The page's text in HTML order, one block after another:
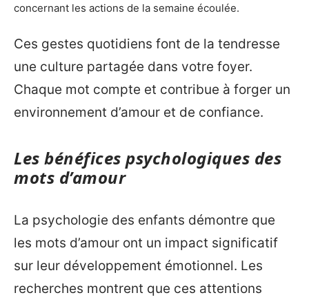
concernant les actions de la semaine écoulée.
Ces gestes quotidiens font de la tendresse
une culture partagée dans votre foyer.
Chaque mot compte et contribue à forger un
environnement d’amour et de confiance.
Les bénéfices psychologiques des
mots d’amour
La psychologie des enfants démontre que
les mots d’amour ont un impact significatif
sur leur développement émotionnel. Les
recherches montrent que ces attentions